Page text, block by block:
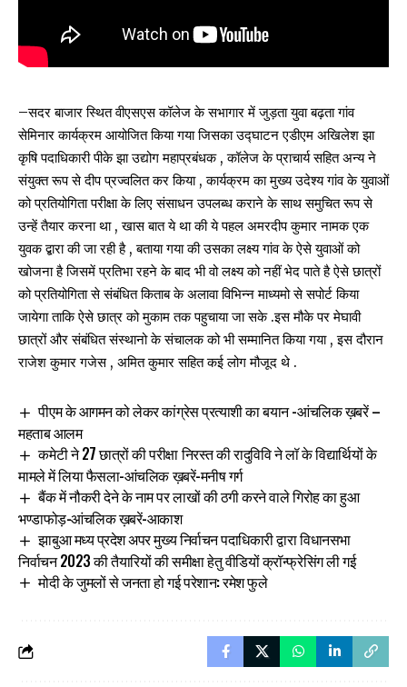
–सदर बाजार स्थित वीएसएस कॉलेज के सभागार में जुड़ता युवा बढ़ता गांव
सेमिनार कार्यक्रम आयोजित किया गया जिसका उद्घाटन एडीएम अखिलेश झा
कृषि पदाधिकारी पीके झा उद्योग महाप्रबंधक , कॉलेज के प्राचार्य सहित अन्य ने
संयुक्त रूप से दीप प्रज्वलित कर किया , कार्यक्रम का मुख्य उदेश्य गांव के युवाओं
को प्रतियोगिता परीक्षा के लिए संसाधन उपलब्ध कराने के साथ समुचित रूप से
उन्हें तैयार करना था , खास बात ये था की ये पहल अमरदीप कुमार नामक एक
युवक द्बारा की जा रही है , बताया गया की उसका लक्ष्य गांव के ऐसे युवाओं को
खोजना है जिसमें प्रतिभा रहने के बाद भी वो लक्ष्य को नहीं भेद पाते है ऐसे छात्रों
को प्रतियोगिता से संबंधित किताब के अलावा विभिन्न माध्यमो से सपोर्ट किया
जायेगा ताकि ऐसे छात्र को मुकाम तक पहुचाया जा सके .इस मौके पर मेघावी
छात्रों और संबंधित संस्थानो के संचालक को भी सम्मानित किया गया , इस दौरान
राजेश कुमार गजेस , अमित कुमार सहित कई लोग मौजूद थे .
पीएम के आगमन को लेकर कांग्रेस प्रत्याशी का बयान -आंचलिक ख़बरें –
महताब आलम
कमेटी ने 27 छात्रों की परीक्षा निरस्त की रादुविवि ने लॉ के विद्यार्थियों के
मामले में लिया फैसला-आंचलिक ख़बरें-मनीष गर्ग
बैंक में नौकरी देने के नाम पर लाखों की ठगी करने वाले गिरोह का हुआ
भण्डाफोड़-आंचलिक ख़बरें-आकाश
झाबुआ मध्य प्रदेश अपर मुख्य निर्वाचन पदाधिकारी द्वारा विधानसभा
निर्वाचन 2023 की तैयारियों की समीक्षा हेतु वीडियों क्रॉन्फ्रेसिंग ली गई
मोदी के जुमलों से जनता हो गई परेशान: रमेश फुले